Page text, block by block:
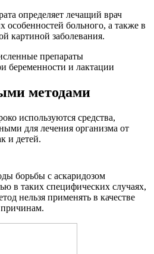
определяет лечащий врач
особенностей больного, а также в
картиной заболевания.
препараты
беременности и лактации
методами
используются средства,
для лечения организма от
и детей.
борьбы с аскаридозом
в таких специфических случаях,
нельзя применять в качестве